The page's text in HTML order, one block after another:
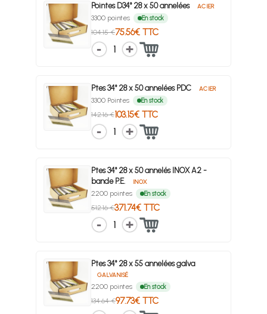
Pointes D34° 28 x 50 annelées ACIER
3300 pointes En stock
104.15 €75.56€ TTC
1
Ptes 34° 28 x 50 annelées PDC ACIER
3300 Pointes En stock
142.16 €103.15€ TTC
1
Ptes 34° 28 x 50 annelés INOX A2 -
bande P.E.
INOX
2200 pointes En stock
512.16 €371.74€ TTC
1
Ptes 34° 28 x 55 annelées galva
GALVANISÉ
2200 pointes En stock
134.64 €97.73€ TTC